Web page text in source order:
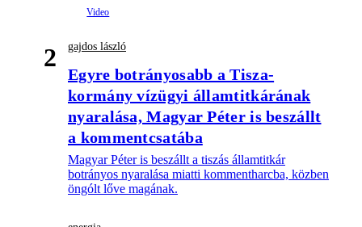
2 gajdos lászló
Egyre botrányosabb a Tisza-
kormány vízügyi államtitkárának
nyaralása, Magyar Péter is beszállt
a kommentcsatába
Magyar Péter is beszállt a tiszás államtitkár
botrányos nyaralása miatti kommentharcba, közben
öngólt lőve magának.